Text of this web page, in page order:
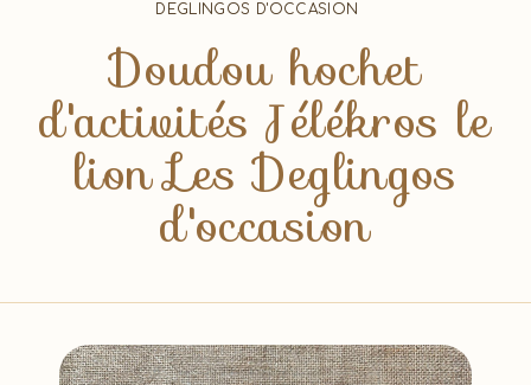
DEGLINGOS D'OCCASION
Doudou hochet
d'activités Jélékros le
lion Les Deglingos
d'occasion